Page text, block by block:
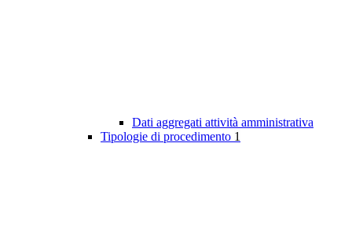
Dati aggregati attività amministrativa
Tipologie di procedimento 1